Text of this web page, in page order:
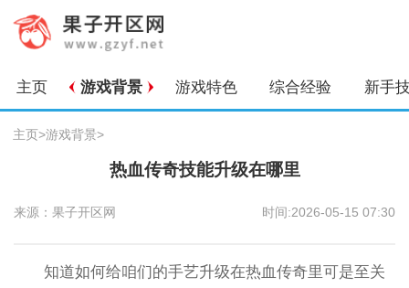
主页 游戏背景 游戏特色 综合经验 新手
主页>游戏背景>
热血传奇技能升级在哪里
来源：果子开区网 时间:2026-05-15 07:30
知道如何给咱们的手艺升级在热血传奇里可是至关